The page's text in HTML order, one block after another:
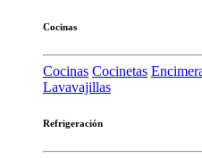
Cocinas
Cocinas Cocinetas
Lavavajillas
Refrigeración